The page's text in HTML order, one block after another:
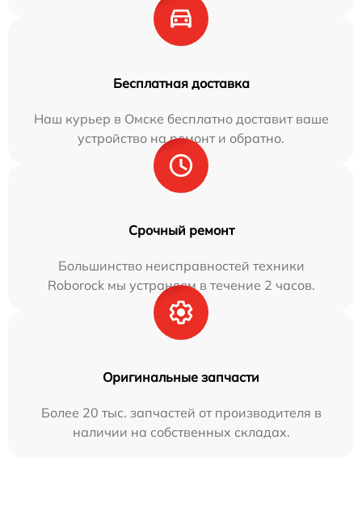
Бесплатная доставка
Наш курьер в Омске бесплатно доставит ваше
устройство на ремонт и обратно.
Срочный ремонт
Большинство неисправностей техники
Roborock мы устраняем в течение 2 часов.
Оригинальные запчасти
Более 20 тыс. запчастей от производителя в
наличии на собственных складах.